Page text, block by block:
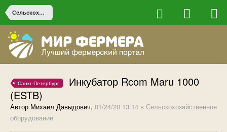
Сельскохозяйственное оборудование
Санкт-Петербург
Инкубатор Rcom Maru 1000
(ESTB)
Автор Михаил Давыдович, 01/24/20 13:14 в Сельскохозяйственное
оборудование